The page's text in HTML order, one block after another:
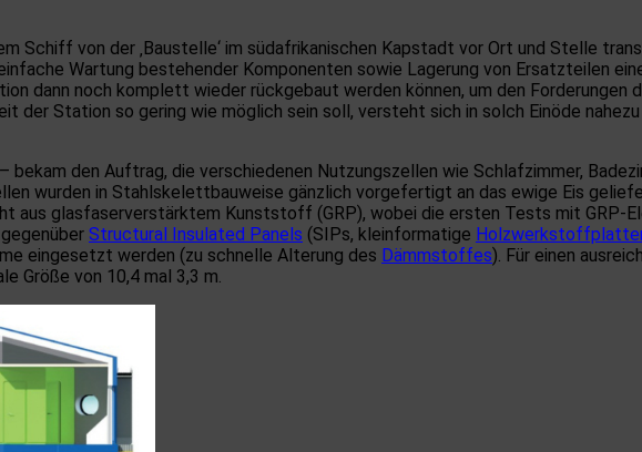
Schiff von der ‚Baustelle‘ im südafrikanischen Kapstadt vor Ort und Stelle
Wartung bestehender Komponenten sowie Lagerung von Ersatzteilen
dann noch komplett wieder rückgebaut werden können, um den Forderungen
der Station so gering wie möglich sein soll, versteht sich in solch Einöde
den Auftrag, die verschiedenen Nutzungszellen wie Schlafzimmer,
wurden in Stahlskelettbauweise gänzlich vorgefertigt an das ewige Eis
aus glasfaserverstärktem Kunststoff (GRP), wobei die ersten Tests mit GRP-
Structural Insulated Panels (SIPs, kleinformatige
eingesetzt werden (zu schnelle Alterung des Dämmstoffes). Für einen
Größe von 10,4 mal 3,3 m.